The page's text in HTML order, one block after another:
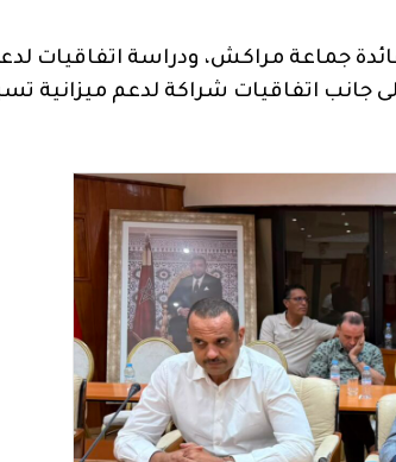
جماعة مراكش، ودراسة اتفاقيات
جانب اتفاقيات شراكة لدعم ميزانية